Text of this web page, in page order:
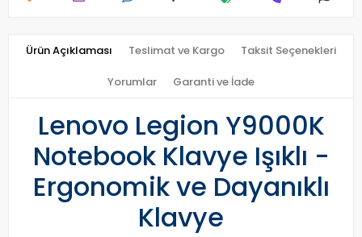
Ürün Açıklaması Teslimat ve Kargo Taksit Seçenekleri
Yorumlar Garanti ve İade
Lenovo Legion Y9000K
Notebook Klavye Işıklı -
Ergonomik ve Dayanıklı
Klavye